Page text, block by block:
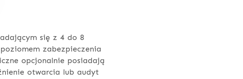
się z 4 do 8
zabezpieczenia
opcjonalnie posiadają
otwarcia lub audyt